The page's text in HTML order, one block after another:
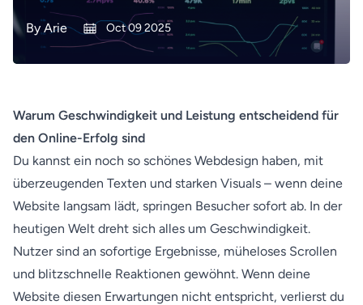
By Arie Oct 09 2025
Warum Geschwindigkeit und Leistung entscheidend für
den Online-Erfolg sind
Du kannst ein noch so schönes Webdesign haben, mit
überzeugenden Texten und starken Visuals – wenn deine
Website langsam lädt, springen Besucher sofort ab. In der
heutigen Welt dreht sich alles um Geschwindigkeit.
Nutzer sind an sofortige Ergebnisse, müheloses Scrollen
und blitzschnelle Reaktionen gewöhnt. Wenn deine
Website diesen Erwartungen nicht entspricht, verlierst du